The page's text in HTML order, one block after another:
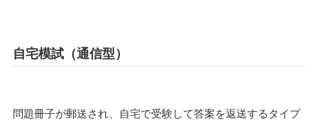
自宅模試（通信型）
問題冊子が郵送され、自宅で受験して答案を返送するタイプ